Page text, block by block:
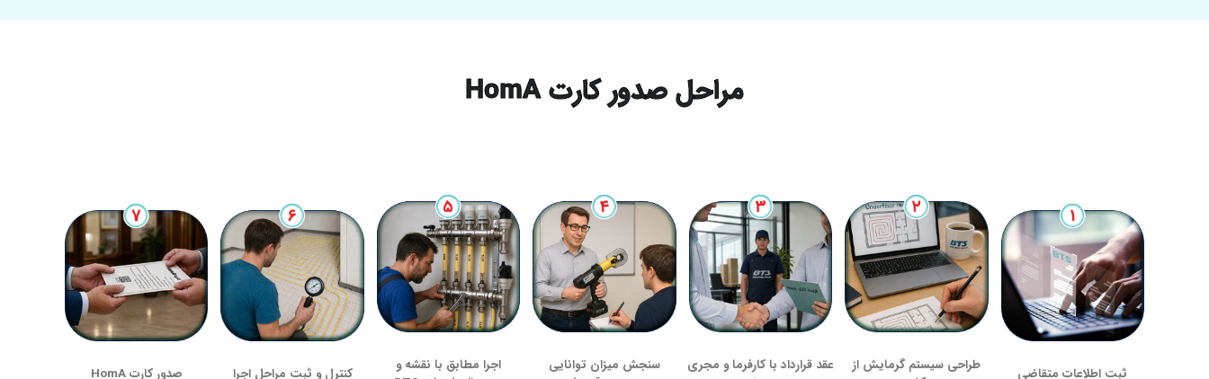
مراحل صدور کارت HomA
ثبت اطلاعات متقاضی
طراحی سیستم گرمایش از
عقد قرارداد با کارفرما و مجری
سنجش میزان توانایی
اجرا مطابق با نقشه و
کنترل و ثبت مراحل اجرا صدور کارت HomA